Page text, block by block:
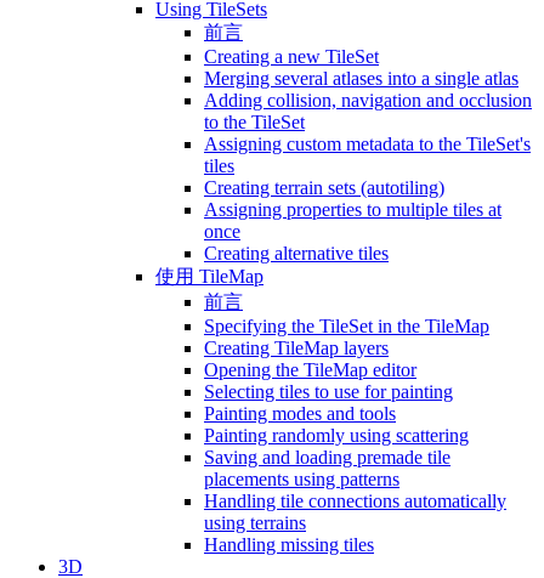
Using TileSets
前言
Creating a new TileSet
Merging several atlases into a single atlas
Adding collision, navigation and occlusion
to the TileSet
Assigning custom metadata to the TileSet's
tiles
Creating terrain sets (autotiling)
Assigning properties to multiple tiles at
once
Creating alternative tiles
使用 TileMap
前言
Specifying the TileSet in the TileMap
Creating TileMap layers
Opening the TileMap editor
Selecting tiles to use for painting
Painting modes and tools
Painting randomly using scattering
Saving and loading premade tile
placements using patterns
Handling tile connections automatically
using terrains
Handling missing tiles
3D